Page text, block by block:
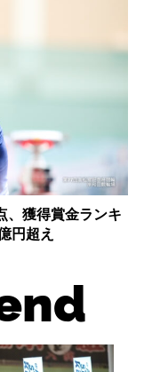
、獲得賞金ランキ
円超え